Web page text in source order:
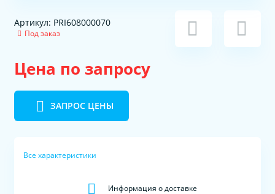
Артикул: PRI608000070
Под заказ
Цена по запросу
ЗАПРОС ЦЕНЫ
Все характеристики
Информация о доставке